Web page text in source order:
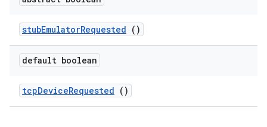
stubEmulatorRequested ()
default boolean
tcpDeviceRequested ()